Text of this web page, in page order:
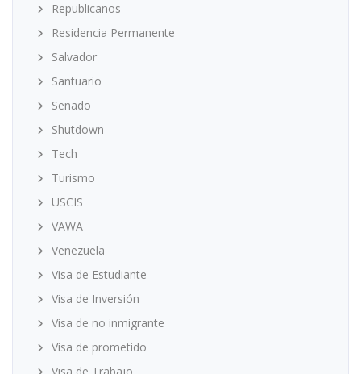
Republicanos
Residencia Permanente
Salvador
Santuario
Senado
Shutdown
Tech
Turismo
USCIS
VAWA
Venezuela
Visa de Estudiante
Visa de Inversión
Visa de no inmigrante
Visa de prometido